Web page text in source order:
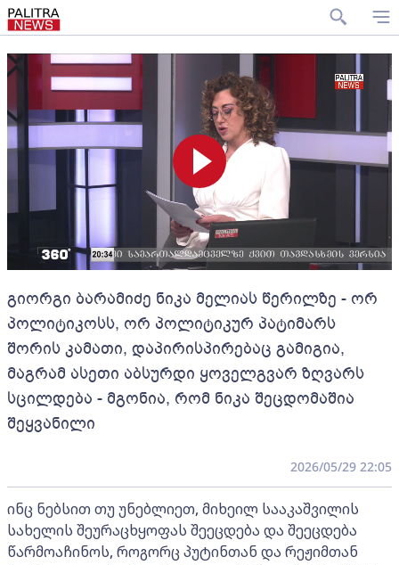
გიორგი ბარამიძე ნიკა მელიას წერილზე - ორ
პოლიტიკოსს, ორ პოლიტიკურ პატიმარს
შორის კამათი, დაპირისპირებაც გამიგია,
მაგრამ ასეთი აბსურდი ყოველგვარ ზღვარს
სცილდება - მგონია, რომ ნიკა შეცდომაშია
შეყვანილი
2026/05/29 22:05
ინც ნებსით თუ უნებლიეთ, მიხეილ სააკაშვილის
სახელის შეურაცხყოფას შეეცდება და შეეცდება
წარმოაჩინოს, როგორც პუტინთან და რეჟიმთან